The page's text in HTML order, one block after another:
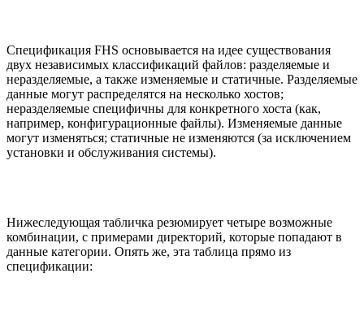
Спецификация FHS основывается на идее существования
двух независимых классификаций файлов: разделяемые и
неразделяемые, а также изменяемые и статичные. Разделяемые
данные могут распределятся на несколько хостов;
неразделяемые специфичны для конкретного хоста (как,
например, конфигурационные файлы). Изменяемые данные
могут изменяться; статичные не изменяются (за исключением
установки и обслуживания системы).
Нижеследующая табличка резюмирует четыре возможные
комбинации, с примерами директорий, которые попадают в
данные категории. Опять же, эта таблица прямо из
спецификации: